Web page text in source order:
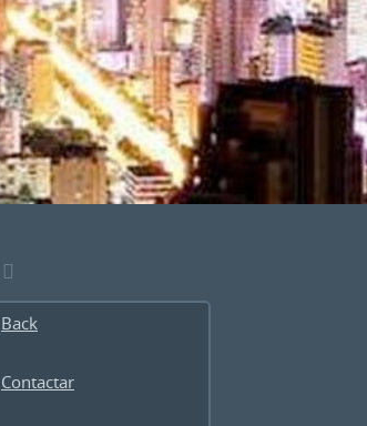
Back
Contactar